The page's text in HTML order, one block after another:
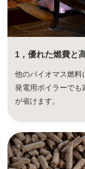
1，優れた燃費と
他のバイオマス燃料
発電用ボイラーでも
が省けます。